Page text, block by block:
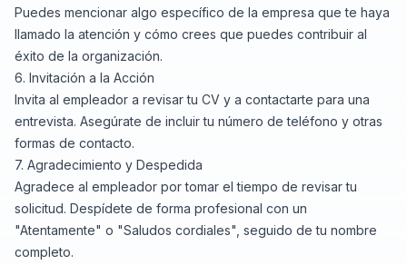
Puedes mencionar algo específico de la empresa que te haya
llamado la atención y cómo crees que puedes contribuir al
éxito de la organización.
6. Invitación a la Acción
Invita al empleador a revisar tu CV y a contactarte para una
entrevista. Asegúrate de incluir tu número de teléfono y otras
formas de contacto.
7. Agradecimiento y Despedida
Agradece al empleador por tomar el tiempo de revisar tu
solicitud. Despídete de forma profesional con un
"Atentamente" o "Saludos cordiales", seguido de tu nombre
completo.